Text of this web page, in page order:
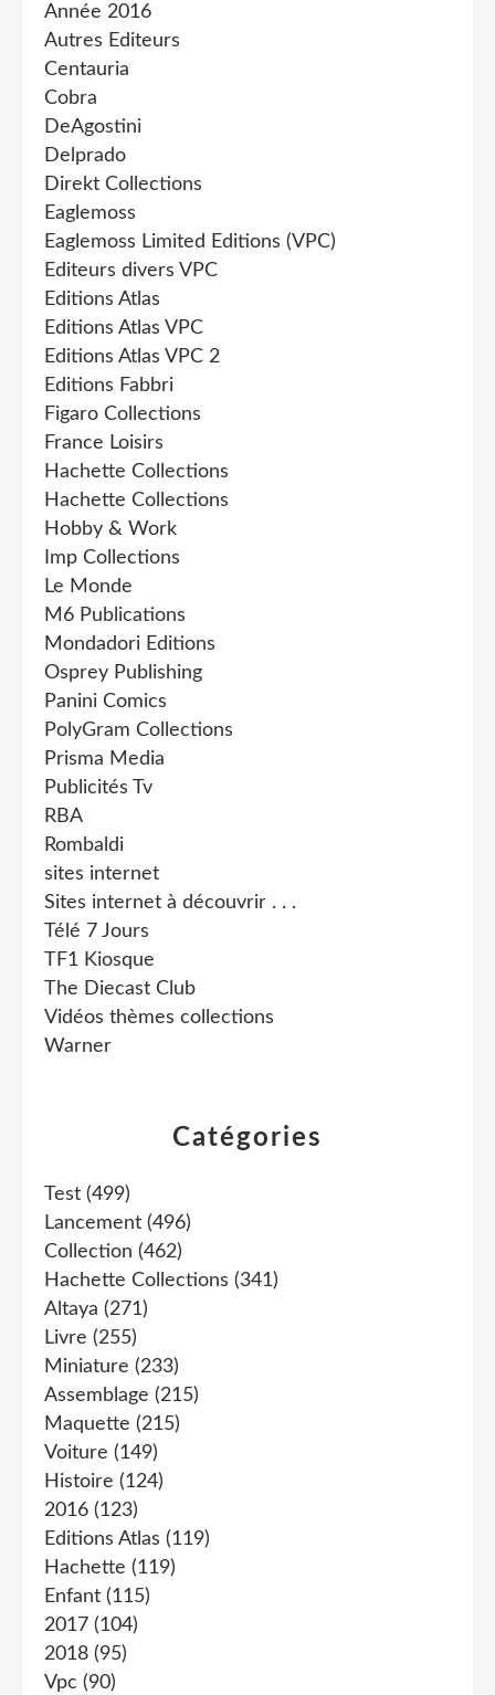
Catégories
Test (499)
Lancement (496)
Collection (462)
Hachette Collections (341)
Altaya (271)
Livre (255)
Miniature (233)
Assemblage (215)
Maquette (215)
Voiture (149)
Histoire (124)
2016 (123)
Editions Atlas (119)
Hachette (119)
Enfant (115)
2017 (104)
2018 (95)
Vpc (90)
Année 2016
Autres Editeurs
Centauria
Cobra
DeAgostini
Delprado
Direkt Collections
Eaglemoss
Eaglemoss Limited Editions (VPC)
Editeurs divers VPC
Editions Atlas
Editions Atlas VPC
Editions Atlas VPC 2
Editions Fabbri
Figaro Collections
France Loisirs
Hachette Collections
Hachette Collections
Hobby & Work
Imp Collections
Le Monde
M6 Publications
Mondadori Editions
Osprey Publishing
Panini Comics
PolyGram Collections
Prisma Media
Publicités Tv
RBA
Rombaldi
sites internet
Sites internet à découvrir . . .
Télé 7 Jours
TF1 Kiosque
The Diecast Club
Vidéos thèmes collections
Warner